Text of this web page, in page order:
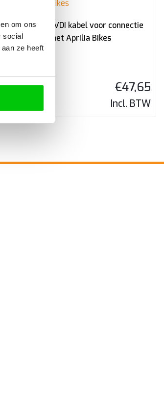
om ons
social
ze heeft
CB301 – AVDI kabel voor connectie
met Aprilia Bikes
€47,65
Incl. BTW